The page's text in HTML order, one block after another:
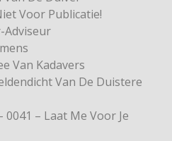
Voor Publicatie!
Adviseur
Van Kadavers
Van De Duistere
0041 – Laat Me Voor Je